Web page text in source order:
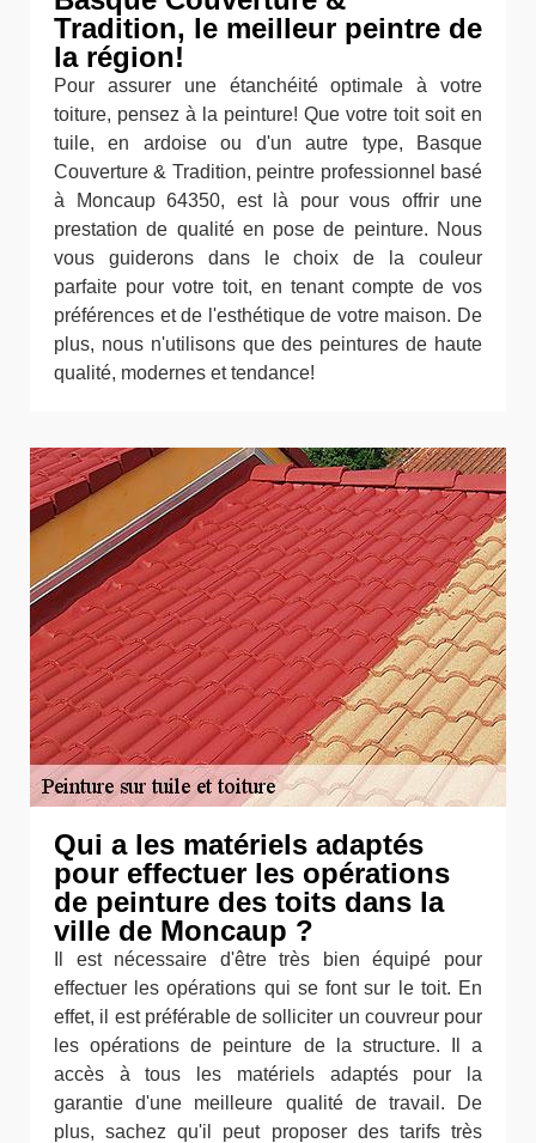
Tradition, le meilleur peintre de
la région!
Pour assurer une étanchéité optimale à votre
toiture, pensez à la peinture! Que votre toit soit en
tuile, en ardoise ou d'un autre type, Basque
Couverture & Tradition, peintre professionnel basé
à Moncaup 64350, est là pour vous offrir une
prestation de qualité en pose de peinture. Nous
vous guiderons dans le choix de la couleur
parfaite pour votre toit, en tenant compte de vos
préférences et de l'esthétique de votre maison. De
plus, nous n'utilisons que des peintures de haute
qualité, modernes et tendance!
Qui a les matériels adaptés
pour effectuer les opérations
de peinture des toits dans la
ville de Moncaup ?
Il est nécessaire d'être très bien équipé pour
effectuer les opérations qui se font sur le toit. En
effet, il est préférable de solliciter un couvreur pour
les opérations de peinture de la structure. Il a
accès à tous les matériels adaptés pour la
garantie d'une meilleure qualité de travail. De
plus, sachez qu'il peut proposer des tarifs très